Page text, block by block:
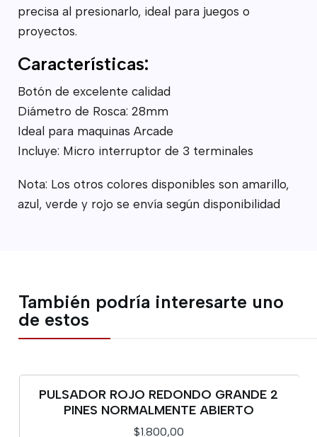
precisa al presionarlo, ideal para juegos o
proyectos.
Características:
Botón de excelente calidad
Diámetro de Rosca: 28mm
Ideal para maquinas Arcade
Incluye: Micro interruptor de 3 terminales
Nota: Los otros colores disponibles son amarillo,
azul, verde y rojo se envía según disponibilidad
También podría interesarte uno
de estos
PULSADOR ROJO REDONDO GRANDE 2
PINES NORMALMENTE ABIERTO
$1.800,00